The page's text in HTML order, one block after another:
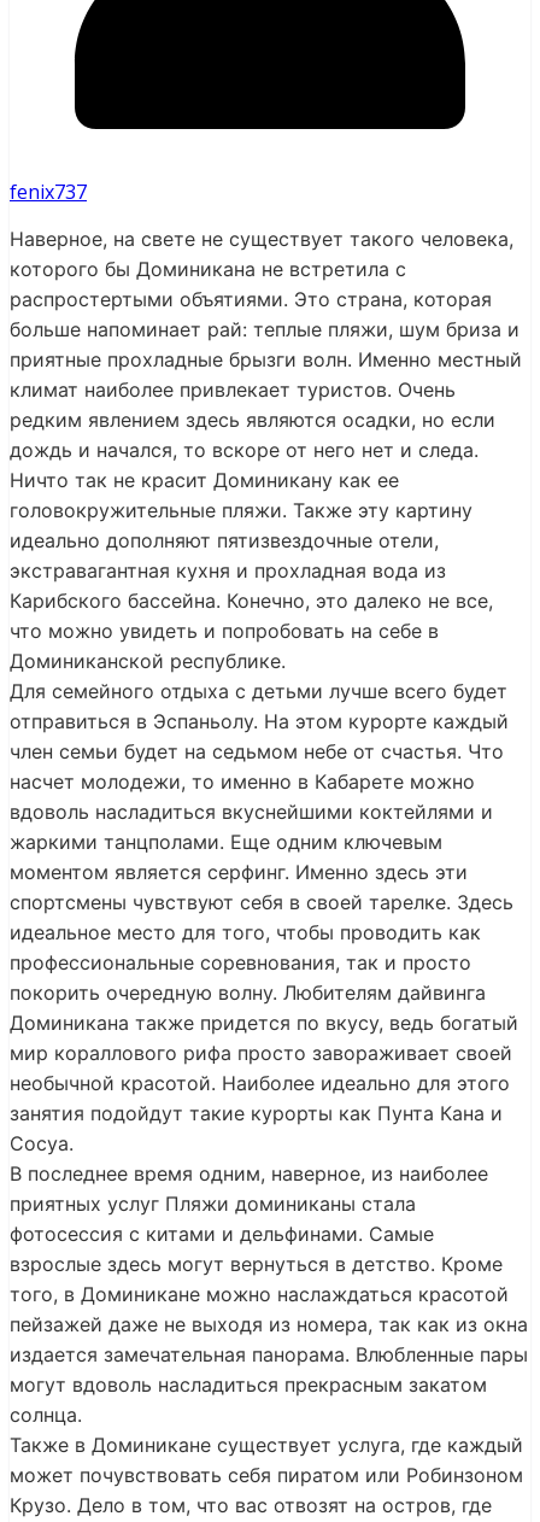
fenix737
Наверное, на свете не существует такого человека,
которого бы Доминикана не встретила с
распростертыми объятиями. Это страна, которая
больше напоминает рай: теплые пляжи, шум бриза и
приятные прохладные брызги волн. Именно местный
климат наиболее привлекает туристов. Очень
редким явлением здесь являются осадки, но если
дождь и начался, то вскоре от него нет и следа.
Ничто так не красит Доминикану как ее
головокружительные пляжи. Также эту картину
идеально дополняют пятизвездочные отели,
экстравагантная кухня и прохладная вода из
Карибского бассейна. Конечно, это далеко не все,
что можно увидеть и попробовать на себе в
Доминиканской республике.
Для семейного отдыха с детьми лучше всего будет
отправиться в Эспаньолу. На этом курорте каждый
член семьи будет на седьмом небе от счастья. Что
насчет молодежи, то именно в Кабарете можно
вдоволь насладиться вкуснейшими коктейлями и
жаркими танцполами. Еще одним ключевым
моментом является серфинг. Именно здесь эти
спортсмены чувствуют себя в своей тарелке. Здесь
идеальное место для того, чтобы проводить как
профессиональные соревнования, так и просто
покорить очередную волну. Любителям дайвинга
Доминикана также придется по вкусу, ведь богатый
мир кораллового рифа просто завораживает своей
необычной красотой. Наиболее идеально для этого
занятия подойдут такие курорты как Пунта Кана и
Сосуа.
В последнее время одним, наверное, из наиболее
приятных услуг Пляжи доминиканы стала
фотосессия с китами и дельфинами. Самые
взрослые здесь могут вернуться в детство. Кроме
того, в Доминикане можно наслаждаться красотой
пейзажей даже не выходя из номера, так как из окна
издается замечательная панорама. Влюбленные пары
могут вдоволь насладиться прекрасным закатом
солнца.
Также в Доминикане существует услуга, где каждый
может почувствовать себя пиратом или Робинзоном
Крузо. Дело в том, что вас отвозят на остров, где